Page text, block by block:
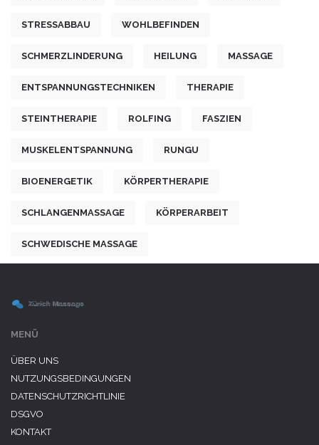
STRESSABBAU WOHLBEFINDEN
SCHMERZLINDERUNG HEILUNG MASSAGE
ENTSPANNUNGSTECHNIKEN THERAPIE
STEINTHERAPIE ROLFING FASZIEN
MUSKELENTSPANNUNG RUNGU
BIOENERGETIK KÖRPERTHERAPIE
SCHLANGENMASSAGE KÖRPERARBEIT
SCHWEDISCHE MASSAGE
MENÜ
ÜBER UNS
NUTZUNGSBEDINGUNGEN
DATENSCHUTZRICHTLINIE
DSGVO
KONTAKT